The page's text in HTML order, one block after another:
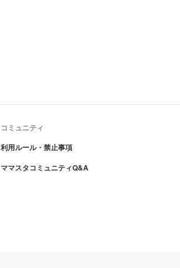
コミュニティ
利用ルール・禁止事項
ママスタコミュニティQ&A